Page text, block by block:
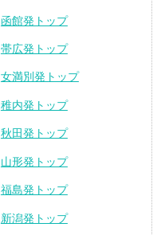
函館発トップ
帯広発トップ
女満別発トップ
稚内発トップ
秋田発トップ
山形発トップ
福島発トップ
新潟発トップ